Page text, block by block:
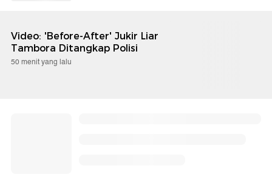
Video: 'Before-After' Jukir Liar
Tambora Ditangkap Polisi
50 menit yang lalu